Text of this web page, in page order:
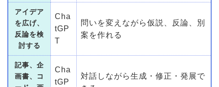
アイデア
を広げ、
反論を検
討する
Cha
tGP
T
問いを変えながら仮説、反論、別
案を作れる
記事、企
画書、コ
Cha
tGP
対話しながら生成・修正・発展で